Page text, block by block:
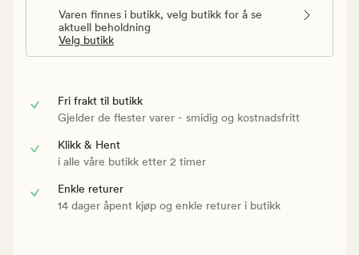
Varen finnes i butikk, velg butikk for å se
aktuell beholdning
Velg butikk
Fri frakt til butikk
Gjelder de flester varer - smidig og kostnadsfritt
Klikk & Hent
i alle våre butikk etter 2 timer
Enkle returer
14 dager åpent kjøp og enkle returer i butikk